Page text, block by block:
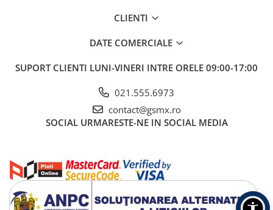
CLIENTI
DATE COMERCIALE
SUPORT CLIENTI LUNI-VINERI INTRE ORELE 09:00-17:00
021.555.6973
contact@gsmx.ro
SOCIAL URMARESTE-NE IN SOCIAL MEDIA